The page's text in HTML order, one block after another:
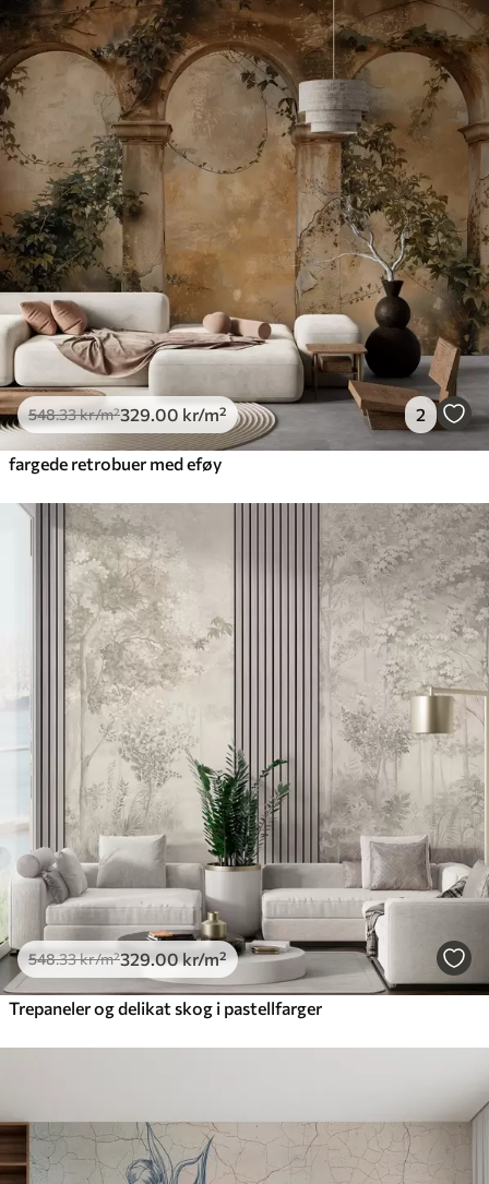
548.33kr/m²329.00 kr/m² 2
fargede retrobuer med eføy
548.33kr/m²329.00kr/m²
Trepaneler og delikat skog i pastellfarger